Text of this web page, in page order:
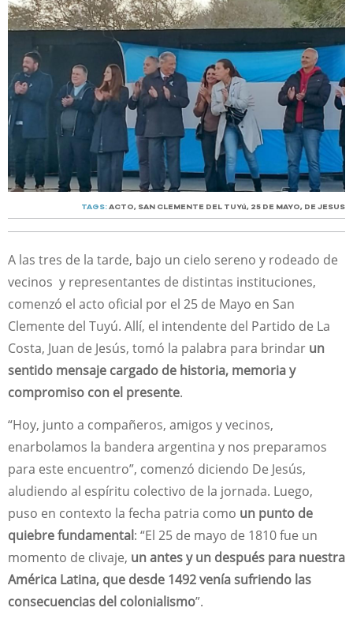
TAGS: ACTO, SAN CLEMENTE DEL TUYú, 25 DE MAYO, DE JESUS
A las tres de la tarde, bajo un cielo sereno y rodeado de
vecinos y representantes de distintas instituciones,
comenzó el acto oficial por el 25 de Mayo en San
Clemente del Tuyú. Allí, el intendente del Partido de La
Costa, Juan de Jesús, tomó la palabra para brindar un
sentido mensaje cargado de historia, memoria y
compromiso con el presente.
“Hoy, junto a compañeros, amigos y vecinos,
enarbolamos la bandera argentina y nos preparamos
para este encuentro”, comenzó diciendo De Jesús,
aludiendo al espíritu colectivo de la jornada. Luego,
puso en contexto la fecha patria como un punto de
quiebre fundamental: “El 25 de mayo de 1810 fue un
momento de clivaje, un antes y un después para nuestra
América Latina, que desde 1492 venía sufriendo las
consecuencias del colonialismo”.